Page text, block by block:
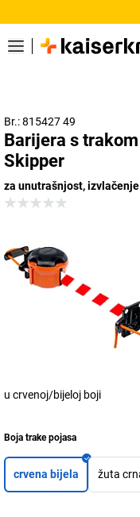
Br.: 815427 49
Barijera s
Skipper
za unutrašnjost,
u crvenoj/bijeloj boji
Boja trake pojasa
crvena bijela žuta